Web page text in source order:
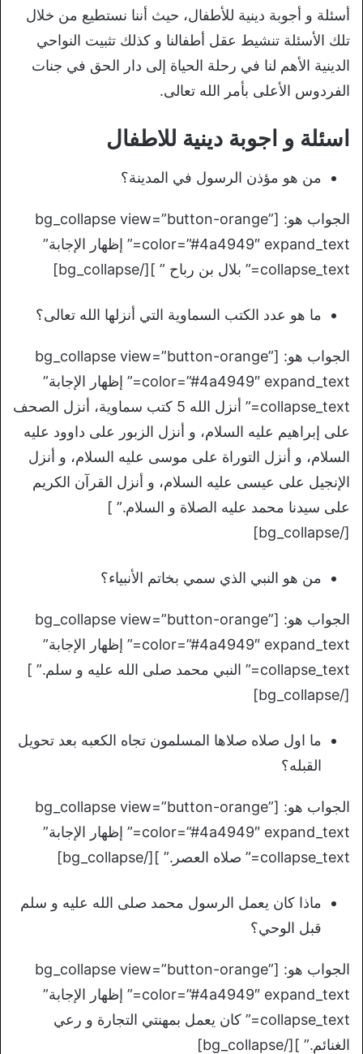
أسئلة و أجوبة دينية للأطفال، حيث أننا نستطيع من خلال
تلك الأسئلة تنشيط عقل أطفالنا و كذلك تثبيت النواحي
الدينية الأهم لنا في رحلة الحياة إلى دار الحق في جنات
الفردوس الأعلى بأمر الله تعالى.
اسئلة و اجوبة دينية للاطفال
من هو مؤذن الرسول في المدينة؟
الجواب هو: [bg_collapse view=”button-orange”
color=”#4a4949″ expand_text=” إظهار الإجابة”
collapse_text=” بلال بن رباح ” ][/bg_collapse]
ما هو عدد الكتب السماوية التي أنزلها الله تعالى؟
الجواب هو: [bg_collapse view=”button-orange”
color=”#4a4949″ expand_text=” إظهار الإجابة”
collapse_text=” أنزل الله 5 كتب سماوية، أنزل الصحف
على إبراهيم عليه السلام، و أنزل الزبور على داوود عليه
السلام، و أنزل التوراة على موسى عليه السلام، و أنزل
الإنجيل على عيسى عليه السلام، و أنزل القرآن الكريم
على سيدنا محمد عليه الصلاة و السلام.” ]
[/bg_collapse]
من هو النبي الذي سمي بخاتم الأنبياء؟
الجواب هو: [bg_collapse view=”button-orange”
color=”#4a4949″ expand_text=” إظهار الإجابة”
collapse_text=” النبي محمد صلى الله عليه و سلم.” ]
[/bg_collapse]
ما اول صلاه صلاها المسلمون تجاه الكعبه بعد تحويل
القبله؟
الجواب هو: [bg_collapse view=”button-orange”
color=”#4a4949″ expand_text=” إظهار الإجابة”
collapse_text=” صلاه العصر.” ][/bg_collapse]
ماذا كان يعمل الرسول محمد صلى الله عليه و سلم
قبل الوحي؟
الجواب هو: [bg_collapse view=”button-orange”
color=”#4a4949″ expand_text=” إظهار الإجابة”
collapse_text=” كان يعمل بمهنتي التجارة و رعي
الغنائم.” ][/bg_collapse]